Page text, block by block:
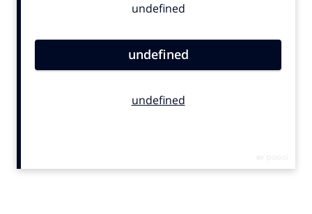
Contentmarketing